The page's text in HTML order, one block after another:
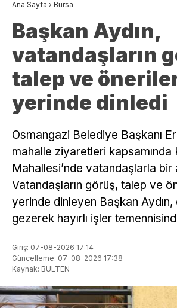
Ana Sayfa › Bursa
Başkan Aydın,
vatandaşların
talep ve
yerinde dinledi
Osmangazi Belediye Başkanı
mahalle ziyaretleri kapsamında
Mahallesi’nde vatandaşlarla
Vatandaşların görüş, talep ve
yerinde dinleyen Başkan Aydın,
gezerek hayırlı işler
Giriş: 07-08-2026 17:14
Güncelleme: 07-08-2026 17:38
Kaynak: BULTEN